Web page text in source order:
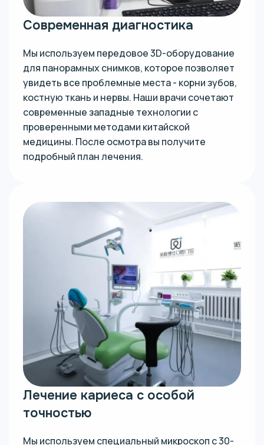
Современная диагностика
Мы используем передовое 3D-оборудование
для панорамных снимков, которое позволяет
увидеть все проблемные места - корни зубов,
костную ткань и нервы. Наши врачи сочетают
современные западные технологии с
проверенными методами китайской
медицины. После осмотра вы получите
подробный план лечения.
Лечение кариеса с особой
точностью
Мы используем специальный микроскоп с 30-